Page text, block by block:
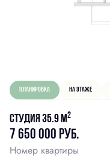
Планировка На этаже
Студия 35.9 м2
7 650 000 руб.
Номер квартиры